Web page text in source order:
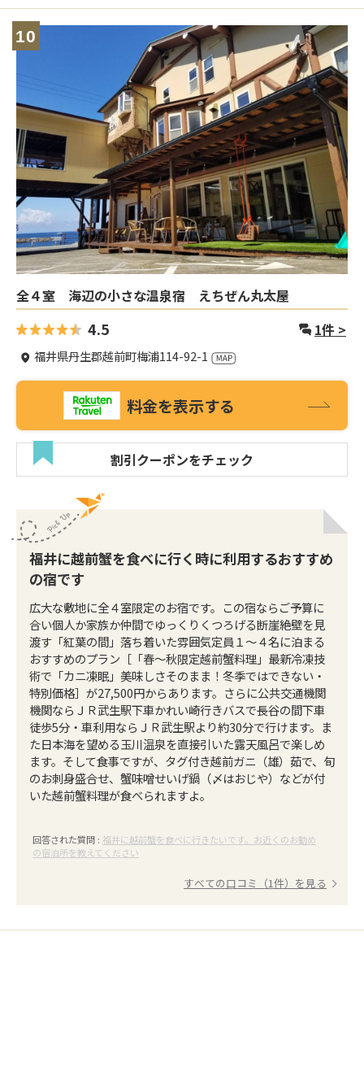
10
全４室 海辺の小さな温泉宿 えちぜん丸太屋
4.5 1件 >
福井県丹生郡越前町梅浦114-92-1
料金を表示する
割引クーポンをチェック
福井に越前蟹を食べに行く時に利用するおすすめ
の宿です
広大な敷地に全４室限定のお宿です。この宿ならご予算に
合い個人か家族か仲間でゆっくりくつろげる断崖絶壁を見
渡す「紅葉の間」落ち着いた雰囲気定員１〜４名に泊まる
おすすめのプラン［「春〜秋限定越前蟹料理」最新冷凍技
術で「カニ凍眠」美味しさそのまま！冬季ではできない・
特別価格］が27,500円からあります。さらに公共交通機関
機関ならＪＲ武生駅下車かれい崎行きバスで長谷の間下車
徒歩5分・車利用ならＪＲ武生駅より約30分で行けます。ま
た日本海を望める玉川温泉を直接引いた露天風呂で楽しめ
ます。そして食事ですが、タグ付き越前ガニ（雄）茹で、旬
のお刺身盛合せ、蟹味噌せいげ鍋（〆はおじや）などが付
いた越前蟹料理が食べられますよ。
回答された質問 : 福井に越前蟹を食べに行きたいです。お近くのお勧め
の宿泊所を教えてください
すべての口コミ（1件）を見る